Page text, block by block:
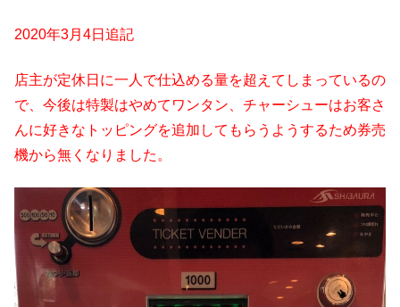
2020年3月4日追記
店主が定休日に一人で仕込める量を超えてしまっているの
で、今後は特製はやめてワンタン、チャーシューはお客さ
んに好きなトッピングを追加してもらうようするため券売
機から無くなりました。